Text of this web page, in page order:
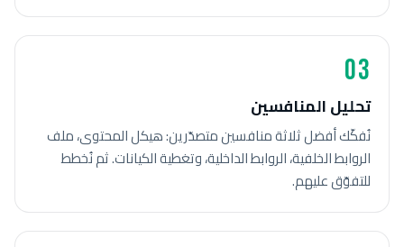
03
تحليل المنافسين
نُفكّك أفضل ثلاثة منافسين متصدّرين: هيكل المحتوى، ملف
الروابط الخلفية، الروابط الداخلية، وتغطية الكيانات. ثم نُخطط
للتفوّق عليهم.